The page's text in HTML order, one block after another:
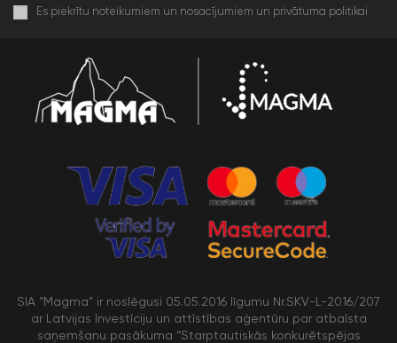
Es piekrītu noteikumiem un nosacījumiem un privātuma politikai
SIA “Magma” ir noslēgusi 05.05.2016 līgumu Nr.SKV-L-2016/207
ar Latvijas Investīciju un attīstības aģentūru par atbalsta
saņemšanu pasākuma “Starptautiskās konkurētspējas